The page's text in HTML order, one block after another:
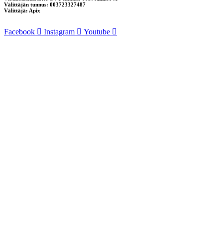
Välittäjän tunnus: 003723327487
Välittäjä: Apix
Facebook Instagram Youtube